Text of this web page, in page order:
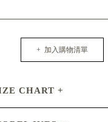
+ 加入購物清單
CHART